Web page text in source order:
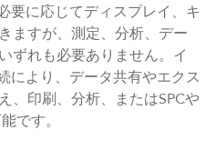
要に応じてディスプレイ、キ
ますが、測定、分析、デー
ずれも必要ありません。イ
により、データ共有やエクス
、印刷、分析、またはSPCや
です。